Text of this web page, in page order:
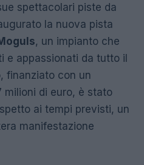
spettacolari piste da
la nuova pista
, un impianto che
e appassionati da tutto il
finanziato con un
di euro, è stato
ai tempi previsti, un
manifestazione